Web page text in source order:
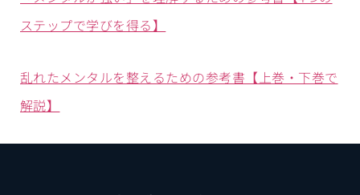
ステップで学びを得る】
乱れたメンタルを整えるための参考書【上巻・下巻で
解説】